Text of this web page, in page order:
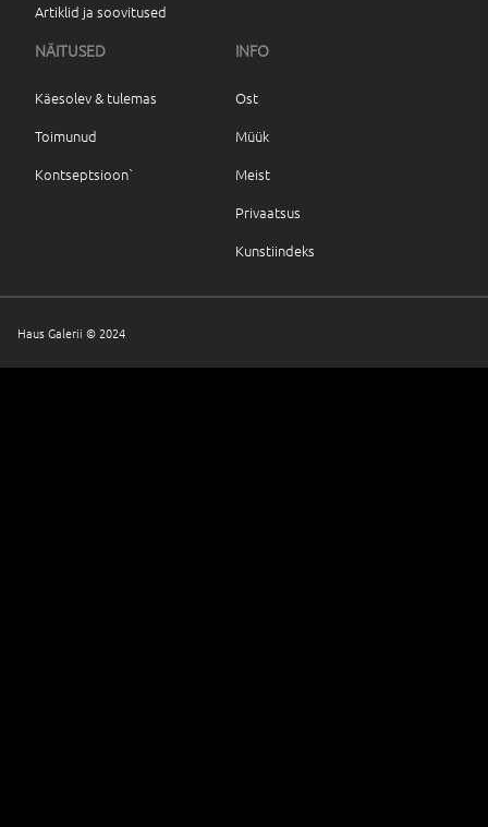
Artiklid ja soovitused
NÄITUSED
Käesolev & tulemas
Toimunud
Kontseptsioon`
INFO
Ost
Müük
Meist
Privaatsus
Kunstiindeks
Haus Galerii © 2024